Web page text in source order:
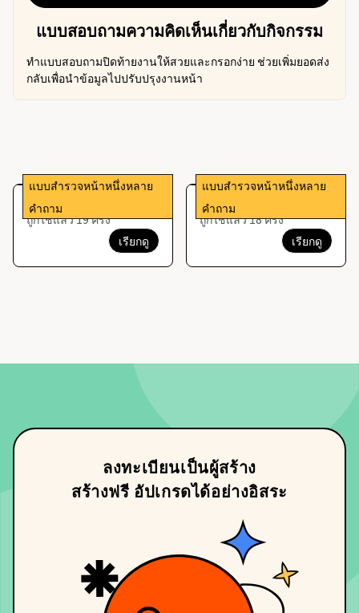
แบบสอบถามความคิดเห็นเกี่ยวกับกิจกรรม
ทำแบบสอบถามปิดท้ายงานให้สวยและกรอกง่าย ช่วยเพิ่มยอดส่ง
กลับเพื่อนำข้อมูลไปปรับปรุงงานหน้า
แบบสอบถามความคิดเห็น
เกี่ยวกับกิจกรรม
ถูกใช้แล้ว 19 ครั้ง
เรียกดู
แบบสำรวจหน้าหนึ่งหลาย
คำถาม
แบบสอบถามลงทะเบียน
กิจกรรม
ถูกใช้แล้ว 18 ครั้ง
เรียกดู
แบบสำรวจหน้าหนึ่งหลาย
คำถาม
ลงทะเบียนเป็นผู้สร้าง
สร้างฟรี อัปเกรดได้อย่างอิสระ